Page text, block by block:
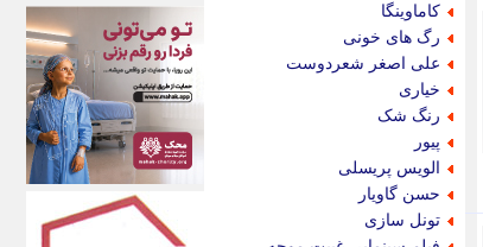
کاماوینگا
رگ های خونی
علی اصغر شعردوست
خیاری
رنگ شک
پیور
الویس پریسلی
حسن گاویار
تونل سازی
اکوفارس
اکونگار
اکونیوز
الف
انتشار آنلاین
اندیشه قرن
اندیشه معاصر
اندیشه ها
انرژی پرس